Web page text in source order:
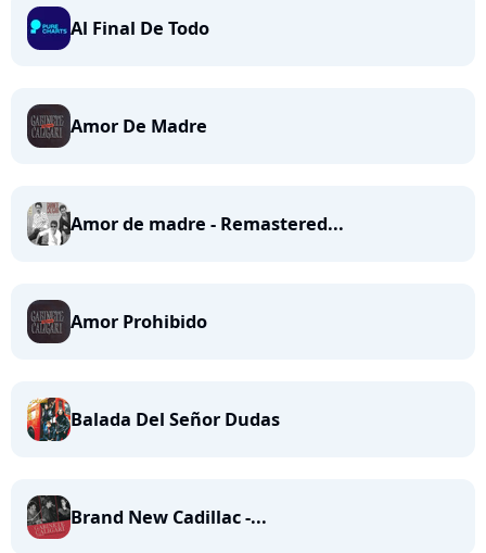
Al Final De Todo
Amor De Madre
Amor de madre - Remastered...
Amor Prohibido
Balada Del Señor Dudas
Brand New Cadillac -...